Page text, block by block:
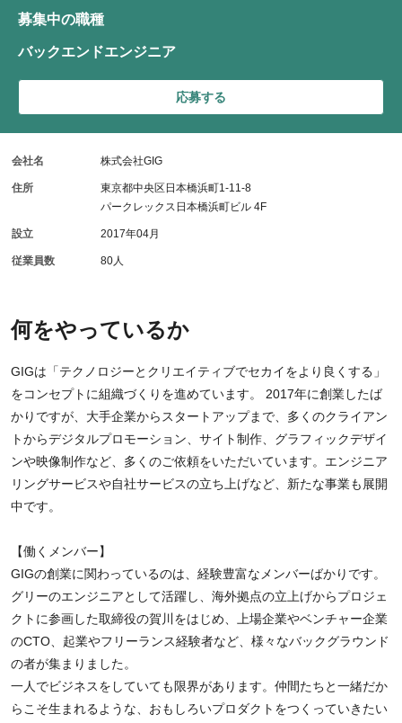
何をやっているか
GIGは「テクノロジーとクリエイティブでセカイをより良くする」
をコンセプトに組織づくりを進めています。 2017年に創業したば
かりですが、大手企業からスタートアップまで、多くのクライアン
トからデジタルプロモーション、サイト制作、グラフィックデザイ
ンや映像制作など、多くのご依頼をいただいています。エンジニア
リングサービスや自社サービスの立ち上げなど、新たな事業も展開
中です。
【働くメンバー】
GIGの創業に関わっているのは、経験豊富なメンバーばかりです。
グリーのエンジニアとして活躍し、海外拠点の立上げからプロジェ
クトに参画した取締役の賀川をはじめ、上場企業やベンチャー企業
のCTO、起業やフリーランス経験者など、様々なバックグラウンド
の者が集まりました。
一人でビジネスをしていても限界があります。仲間たちと一緒だか
らこそ生まれるような、おもしろいプロダクトをつくっていきたい
募集中の職種
バックエンドエンジニア
応募する
会社名 株式会社GIG
住所
東京都中央区日本橋浜町1-11-8
パークレックス日本橋浜町ビル 4F
設立 2017年04月
従業員数 80人